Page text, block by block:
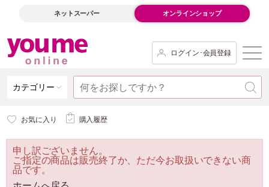
ネットスーパー オンラインショップ
ログイン･会員登録
カテゴリー
お気に入り 購入履歴
申し訳ございません。
ご指定の商品は販売終了か、ただ今お取扱いできない商
品です。